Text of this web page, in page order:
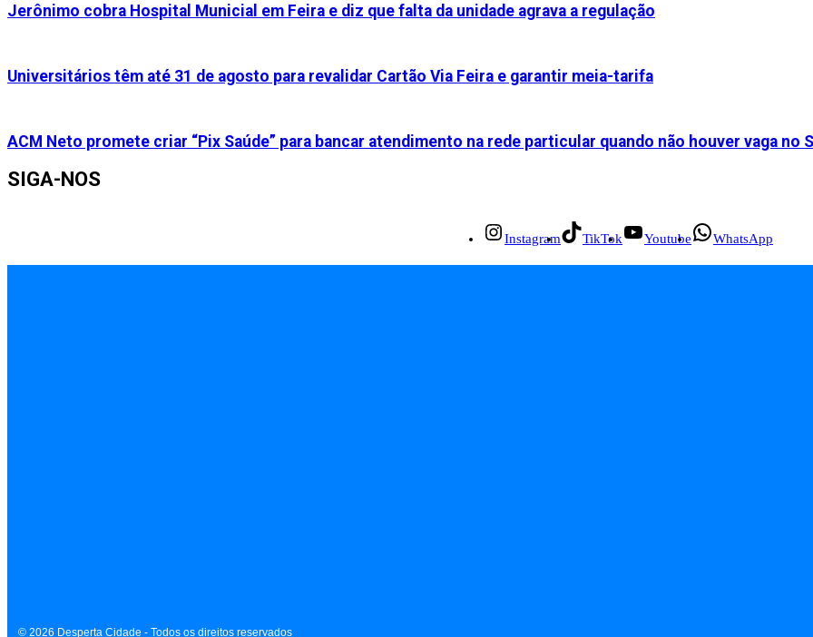
Jerônimo cobra Hospital Municial em Feira e diz que falta da unidade agrava a regulação
Universitários têm até 31 de agosto para revalidar Cartão Via Feira e garantir meia-tarifa
ACM Neto promete criar “Pix Saúde” para bancar atendimento na rede particular quando não houver vaga no
SIGA-NOS
Instagram TikTok Youtube WhatsApp
© 2026 Desperta Cidade - Todos os direitos reservados